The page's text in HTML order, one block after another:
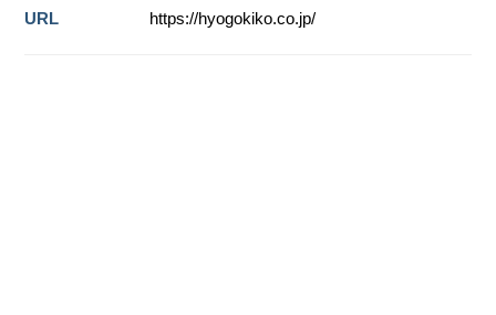
URL https://hyogokiko.co.jp/